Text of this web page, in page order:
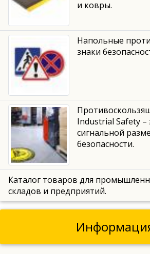
и ковры.
Напольные
знаки
Industrial Safety
сигнальной
безопасности.
Каталог товаров для
складов и предприятий.